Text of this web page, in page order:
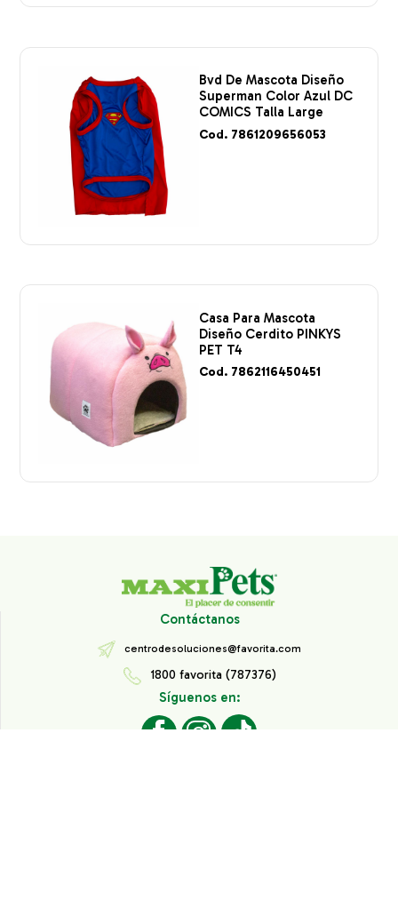
Bvd De Mascota Diseño
Superman Color Azul DC
COMICS Talla Large
Cod. 7861209656053
Casa Para Mascota
Diseño Cerdito PINKYS
PET T4
Cod. 7862116450451
Contáctanos
centrodesoluciones@favorita.com
1800 favorita (787376)
Síguenos en: